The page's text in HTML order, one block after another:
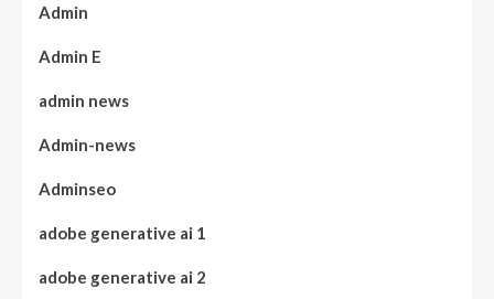
Admin
Admin E
admin news
Admin-news
Adminseo
adobe generative ai 1
adobe generative ai 2